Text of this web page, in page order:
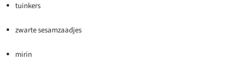
tuinkers
zwarte sesamzaadjes
mirin